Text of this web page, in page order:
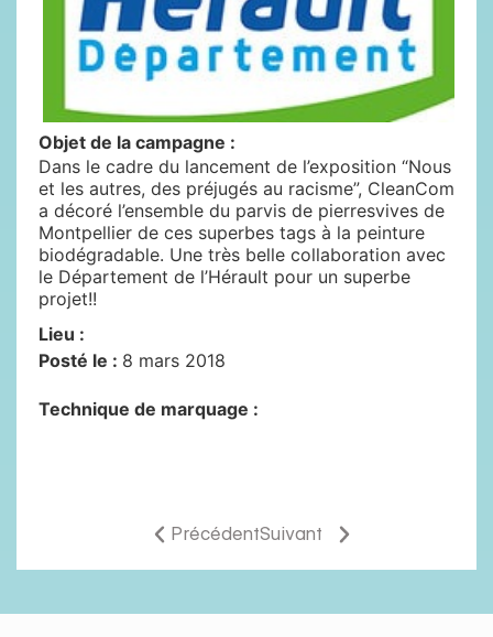
Objet de la campagne :
Dans le cadre du lancement de l’exposition “Nous
et les autres, des préjugés au racisme”, CleanCom
a décoré l’ensemble du parvis de pierresvives de
Montpellier de ces superbes tags à la peinture
biodégradable. Une très belle collaboration avec
le Département de l’Hérault pour un superbe
projet!!
Lieu :
Posté le : 8 mars 2018
Technique de marquage :
PrécédentSuivant